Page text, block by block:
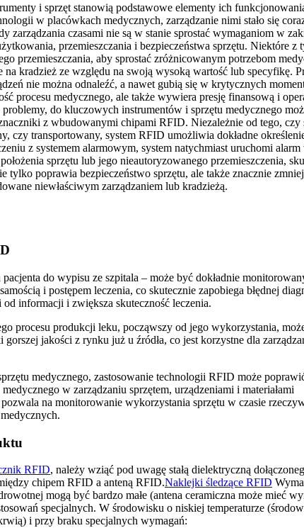
i sprzęt stanowią podstawowe elementy ich
w placówkach medycznych, zarządzanie nimi stało się
zarządzania czasami nie są w stanie sprostać wymaganiom w
przemieszczania i bezpieczeństwa sprzętu. Niektóre z
przemieszczania, aby sprostać zróżnicowanym potrzebom
na kradzież ze względu na swoją wysoką wartość lub specyfikę.
nie można odnaleźć, a nawet gubią się w krytycznych
procesu medycznego, ale także wywiera presję finansową i
do kluczowych instrumentów i sprzętu medycznego
z wbudowanymi chipami RFID. Niezależnie od tego, czy
czy transportowany, system RFID umożliwia dokładne
z systemem alarmowym, system natychmiast uruchomi alarm
sprzętu lub jego nieautoryzowanego przemieszczenia,
tylko poprawia bezpieczeństwo sprzętu, ale także znacznie
niewłaściwym zarządzaniem lub kradzieżą.
pacjenta do wypisu ze szpitala – może być dokładnie
i postępem leczenia, co skutecznie zapobiega błędnej
informacji i zwiększa skuteczność leczenia.
procesu produkcji leku, począwszy od jego wykorzystania,
jakości z rynku już u źródła, co jest korzystne dla
medycznego, zastosowanie technologii RFID może
w zarządzaniu sprzętem, urządzeniami i materiałami
na monitorowanie wykorzystania sprzętu w czasie
RFID, należy wziąć pod uwagę stałą dielektryczną
chipem RFID a anteną RFID.Naklejki śledzące RFID
mogą być bardzo małe (antena ceramiczna może mieć
specjalnych. W środowisku o niskiej temperaturze
i przy braku specjalnych wymagań: